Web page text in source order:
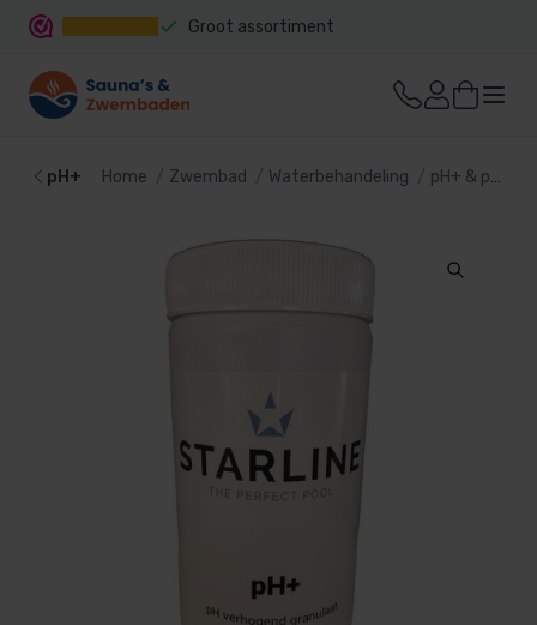
Groot assortiment
pH+ Home Zwembad Waterbehandeling pH+ & pH-